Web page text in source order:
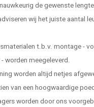
de gewenste
wij het juiste aantal
t.b.v. montage -
worden meegeleverd.
worden altijd netjes
van een hoogwaardige
worden door ons